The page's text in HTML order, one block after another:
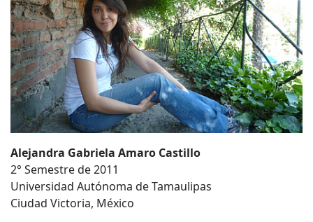
Alejandra Gabriela Amaro Castillo
2° Semestre de 2011
Universidad Autónoma de Tamaulipas
Ciudad Victoria, México